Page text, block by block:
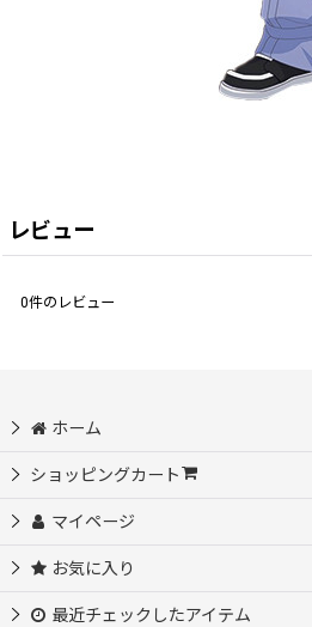
レビュー
0件のレビュー
ホーム
ショッピングカート
マイページ
お気に入り
最近チェックしたアイテム